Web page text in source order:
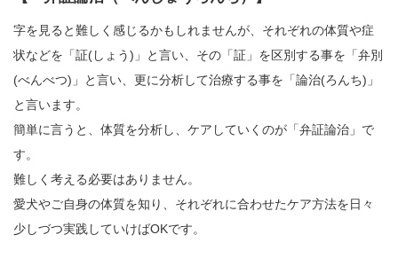
字を見ると難しく感じるかもしれませんが、それぞれの体質や症
状などを「証(しょう)」と言い、その「証」を区別する事を「弁別
(べんべつ)」と言い、更に分析して治療する事を「論治(ろんち)」
と言います。
簡単に言うと、体質を分析し、ケアしていくのが「弁証論治」で
す。
難しく考える必要はありません。
愛犬やご自身の体質を知り、それぞれに合わせたケア方法を日々
少しづつ実践していけばOKです。